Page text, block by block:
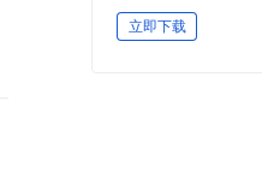
立即下载